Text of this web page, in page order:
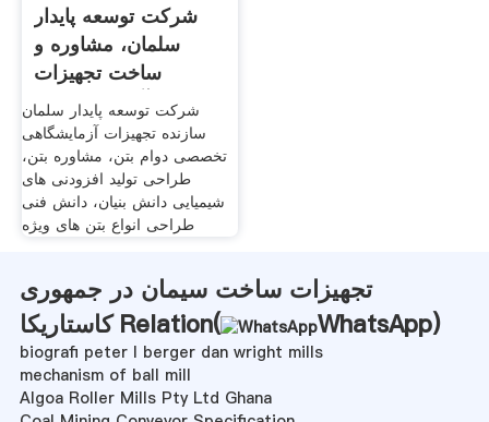
شرکت توسعه پایدار
سلمان، مشاوره و
ساخت تجهیزات
آزمایشگاه بتن
شرکت توسعه پایدار سلمان
سازنده تجهیزات آزمایشگاهی
تخصصی دوام بتن، مشاوره بتن،
طراحی تولید افزودنی های
شیمیایی دانش بنیان، دانش فنی
طراحی انواع بتن های ویژه
تجهیزات ساخت سیمان در جمهوری
کاستاریکا Relation(
WhatsApp)
biografi peter l berger dan wright mills
mechanism of ball mill
Algoa Roller Mills Pty Ltd Ghana